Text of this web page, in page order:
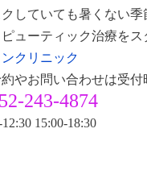
していても暑くない季
ューティック治療を
クリニック
やお問い合わせは受付
243-4874
15:00-18:30